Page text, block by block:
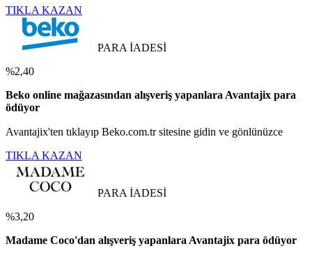
TIKLA KAZAN
PARA İADESİ
%2,40
Beko online mağazasından alışveriş yapanlara Avantajix para
ödüyor
Avantajix'ten tıklayıp Beko.com.tr sitesine gidin ve gönlünüzce
TIKLA KAZAN
PARA İADESİ
%3,20
Madame Coco'dan alışveriş yapanlara Avantajix para ödüyor